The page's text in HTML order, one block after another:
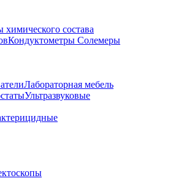
химического состава
Кондуктометры Солемеры
Лабораторная мебель
Ультразвуковые